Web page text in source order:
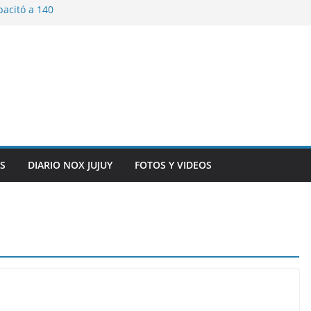
a 140
9 de Julio con
cursantes del
DIARIO NOX JUJUY FOTOS Y VIDEOS